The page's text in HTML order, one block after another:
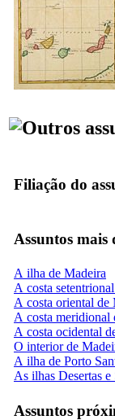
Filiação do
Assuntos mais
A ilha de Madeira
A costa
A costa oriental de
A costa meridional
A costa ocidental
O interior de
A ilha de Porto
As ilhas Desertas e
Assuntos